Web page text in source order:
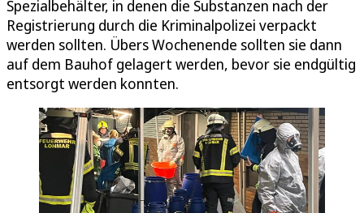
Spezialbehälter, in denen die Substanzen nach der
Registrierung durch die Kriminalpolizei verpackt
werden sollten. Übers Wochenende sollten sie dann
auf dem Bauhof gelagert werden, bevor sie endgültig
entsorgt werden konnten.